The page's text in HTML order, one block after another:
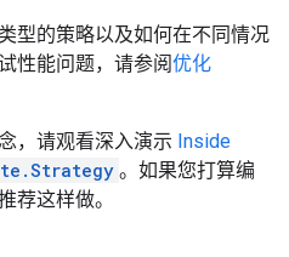
型的策略以及如何在不同情况
性能问题，请参阅优化
，请观看深入演示 Inside
。如果您打算编
荐这样做。